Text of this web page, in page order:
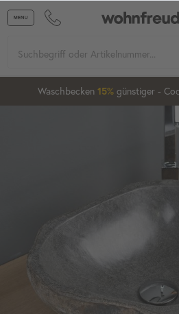
15%
Waschbecken ab 80 cm20%